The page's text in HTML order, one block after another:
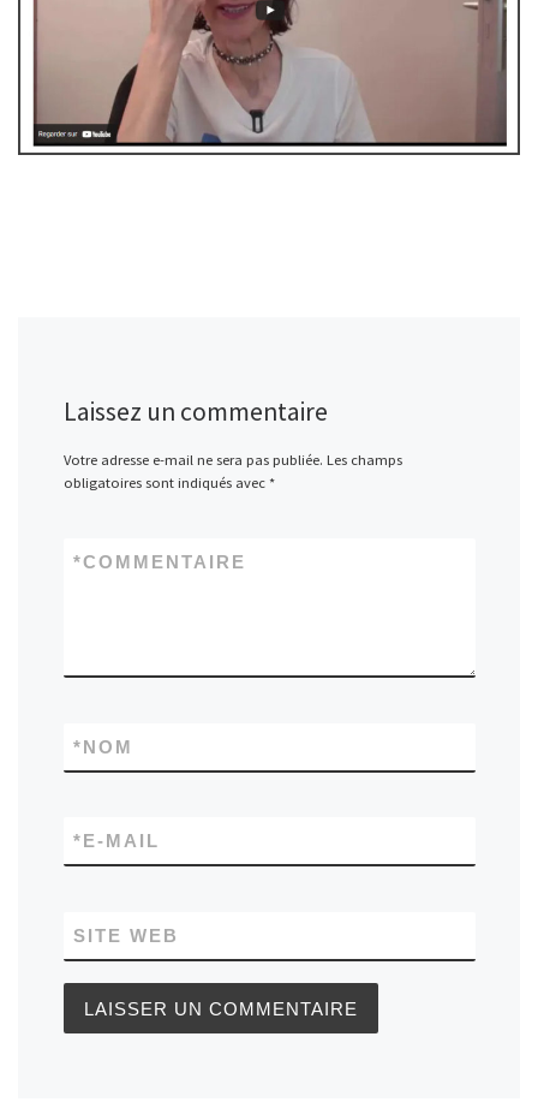
Laissez un commentaire
Votre adresse e-mail ne sera pas publiée. Les champs
obligatoires sont indiqués avec *
COMMENTAIRE
*
NOM
*
E-MAIL
*
SITE WEB